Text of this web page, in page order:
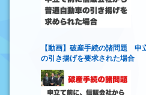
【動画】破産手続の諸問題 申
の引き揚げを要求された場合